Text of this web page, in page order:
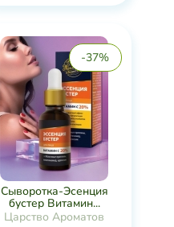
-37%
Сыворотка-Эсенция
бустер Витамин...
Царство Ароматов